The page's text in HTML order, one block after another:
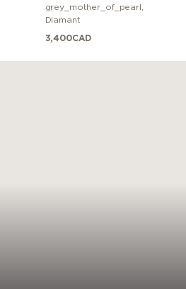
grey_mother_of_pearl,
Diamant
3,400CAD